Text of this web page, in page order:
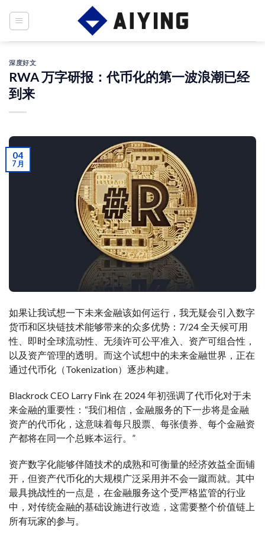
深度好文
RWA 万字研报：代币化的第一波浪潮已经
到来
04
7 月
如果让我试想一下未来金融该如何运行，我无疑会引入数字
货币和区块链技术能够带来的众多优势：7/24 全天候可用
性、即时全球流动性、无须许可公平准入、资产可组合性，
以及资产管理的透明。而这个试想中的未来金融世界，正在
通过代币化（Tokenization）逐步构建。
Blackrock CEO Larry Fink 在 2024 年初强调了代币化对于未
来金融的重要性：“我们相信，金融服务的下一步将是金融
资产的代币化，这意味着每只股票、每张债券、每个金融资
产都将在同一个总账本运行。”
资产数字化能够伴随技术的成熟和可衡量的经济效益全面铺
开，但资产代币化的大规模广泛采用并不会一蹴而就。其中
最具挑战性的一点是，在金融服务这个受严格监管的行业
中，对传统金融的基础设施进行改造，这需要整个价值链上
所有玩家的参与。